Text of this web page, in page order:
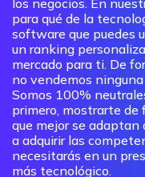
para qué de la
software que puedes
un ranking
mercado para ti. De
no vendemos
Somos 100%
primero, mostrarte
que mejor se adaptan
a adquirir las
necesitarás en un
más tecnológico.